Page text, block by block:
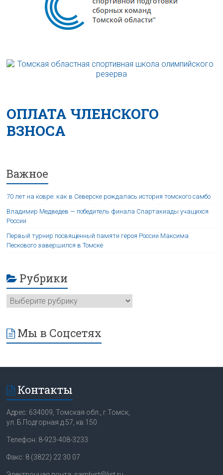
ОПЛАТА ЧЛЕНСКОГО
ВЗНОСА
Важное
70 лет на ковре: как в Северске рождалась история томского самбо
Владимир Медведев — победитель финала Спартакиады учащихся
России
Первый турнир посвященный памяти героя России Максима
Пескового завершился в Томске
Рубрики
Мы в Соцсетях
Контакты
Адрес: 634009, Томская обл., г.Томск,
ул. Б.Подгорная д.57, кв.150
Телефон: 8-923-408-3233
Факс: 8 (3822) 22 30 07